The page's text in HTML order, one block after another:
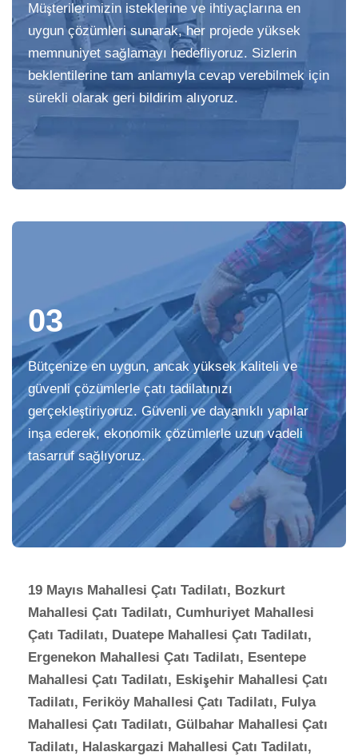
Müşterilerimizin isteklerine ve ihtiyaçlarına en
uygun çözümleri sunarak, her projede yüksek
memnuniyet sağlamayı hedefliyoruz. Sizlerin
beklentilerine tam anlamıyla cevap verebilmek için
sürekli olarak geri bildirim alıyoruz.
03
Bütçenize en uygun, ancak yüksek kaliteli ve
güvenli çözümlerle çatı tadilatınızı
gerçekleştiriyoruz. Güvenli ve dayanıklı yapılar
inşa ederek, ekonomik çözümlerle uzun vadeli
tasarruf sağlıyoruz.
19 Mayıs Mahallesi Çatı Tadilatı, Bozkurt
Mahallesi Çatı Tadilatı, Cumhuriyet Mahallesi
Çatı Tadilatı, Duatepe Mahallesi Çatı Tadilatı,
Ergenekon Mahallesi Çatı Tadilatı, Esentepe
Mahallesi Çatı Tadilatı, Eskişehir Mahallesi Çatı
Tadilatı, Feriköy Mahallesi Çatı Tadilatı, Fulya
Mahallesi Çatı Tadilatı, Gülbahar Mahallesi Çatı
Tadilatı, Halaskargazi Mahallesi Çatı Tadilatı,